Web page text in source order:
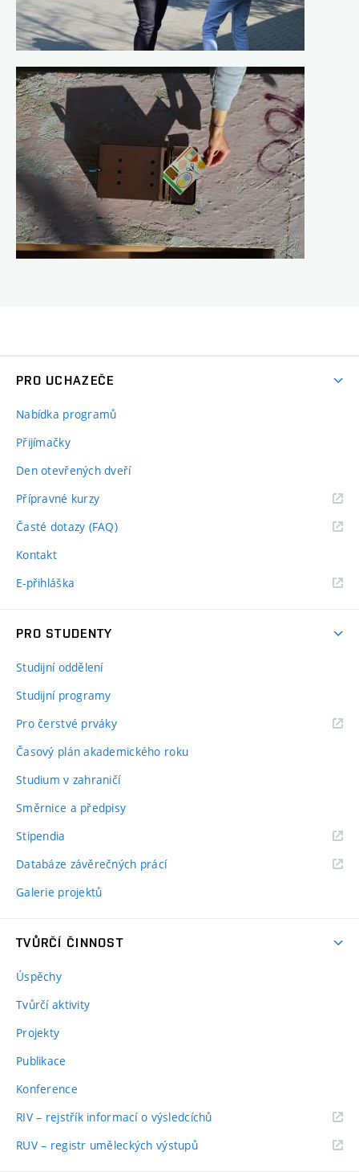
PRO UCHAZEČE
Nabídka programů
Přijímačky
Den otevřených dveří
Přípravné kurzy
Časté dotazy (FAQ)
Kontakt
E-přihláška
PRO STUDENTY
Studijní oddělení
Studijní programy
Pro čerstvé prváky
Časový plán akademického roku
Studium v zahraničí
Směrnice a předpisy
Stipendia
Databáze závěrečných prácí
Galerie projektů
TVŮRČÍ ČINNOST
Úspěchy
Tvůrčí aktivity
Projekty
Publikace
Konference
RIV – rejstřík informací o výsledcíchů
RUV – registr uměleckých výstupů